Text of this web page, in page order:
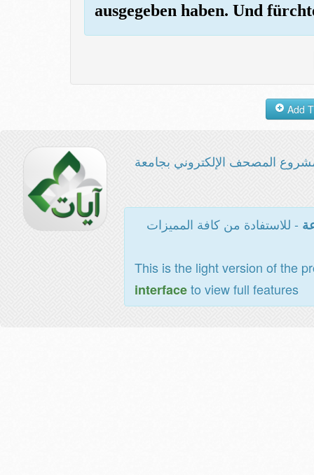
ausgegeben haben. Und
المصحف الإلكتروني بجامعة
- للاستفادة من كافة المميزات
This is the light version of the
interfaceto view full features